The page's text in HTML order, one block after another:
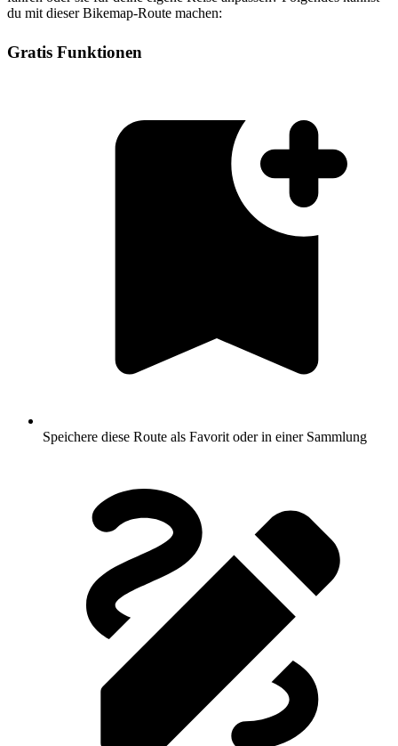
du mit dieser Bikemap-Route machen:
Gratis Funktionen
Speichere diese Route als Favorit oder in einer Sammlung